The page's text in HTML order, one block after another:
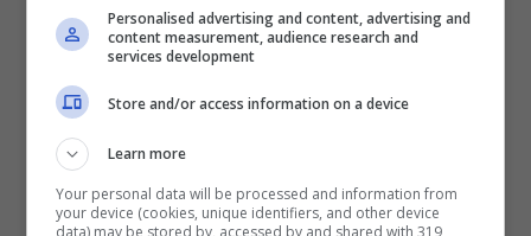
rilascia sulla ciocca la giusta quantità di
vapore per una corretta
capelli .
Il vapore protegge i capelli dallo sbalzo di
temperatura causato dal passaggio delle
Personalised advertising and content, advertising and
content measurement, audience research and
services development
Store and/or access information on a device
Learn more
Your personal data will be processed and information from
your device (cookies, unique identifiers, and other device
data) may be stored by, accessed by and shared with 319